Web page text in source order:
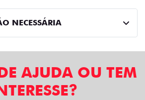
NECESSÁRIA
AJUDA OU TEM